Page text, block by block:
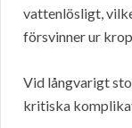
vattenlösligt,
försvinner ur
Vid långvarigt
kritiska